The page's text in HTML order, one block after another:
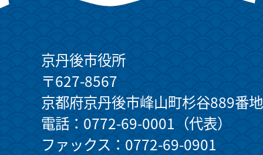
京丹後市役所
〒627-8567
京都府京丹後市峰山町杉谷889番地
電話：0772-69-0001（代表）
ファックス：0772-69-0901